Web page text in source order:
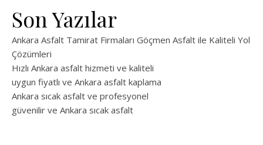
Son Yazılar
Ankara Asfalt Tamirat Firmaları Göçmen Asfalt ile Kaliteli Yol
Çözümleri
Hızlı Ankara asfalt hizmeti ve kaliteli
uygun fiyatlı ve Ankara asfalt kaplama
Ankara sıcak asfalt ve profesyonel
güvenilir ve Ankara sıcak asfalt